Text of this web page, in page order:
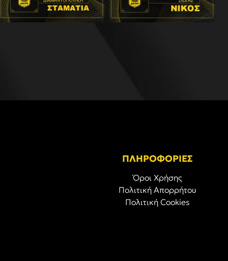
ΠΛΗΡΟΦΟΡΙΕΣ
Όροι Χρήσης
Πολιτική Απορρήτου
Πολιτική Cookies